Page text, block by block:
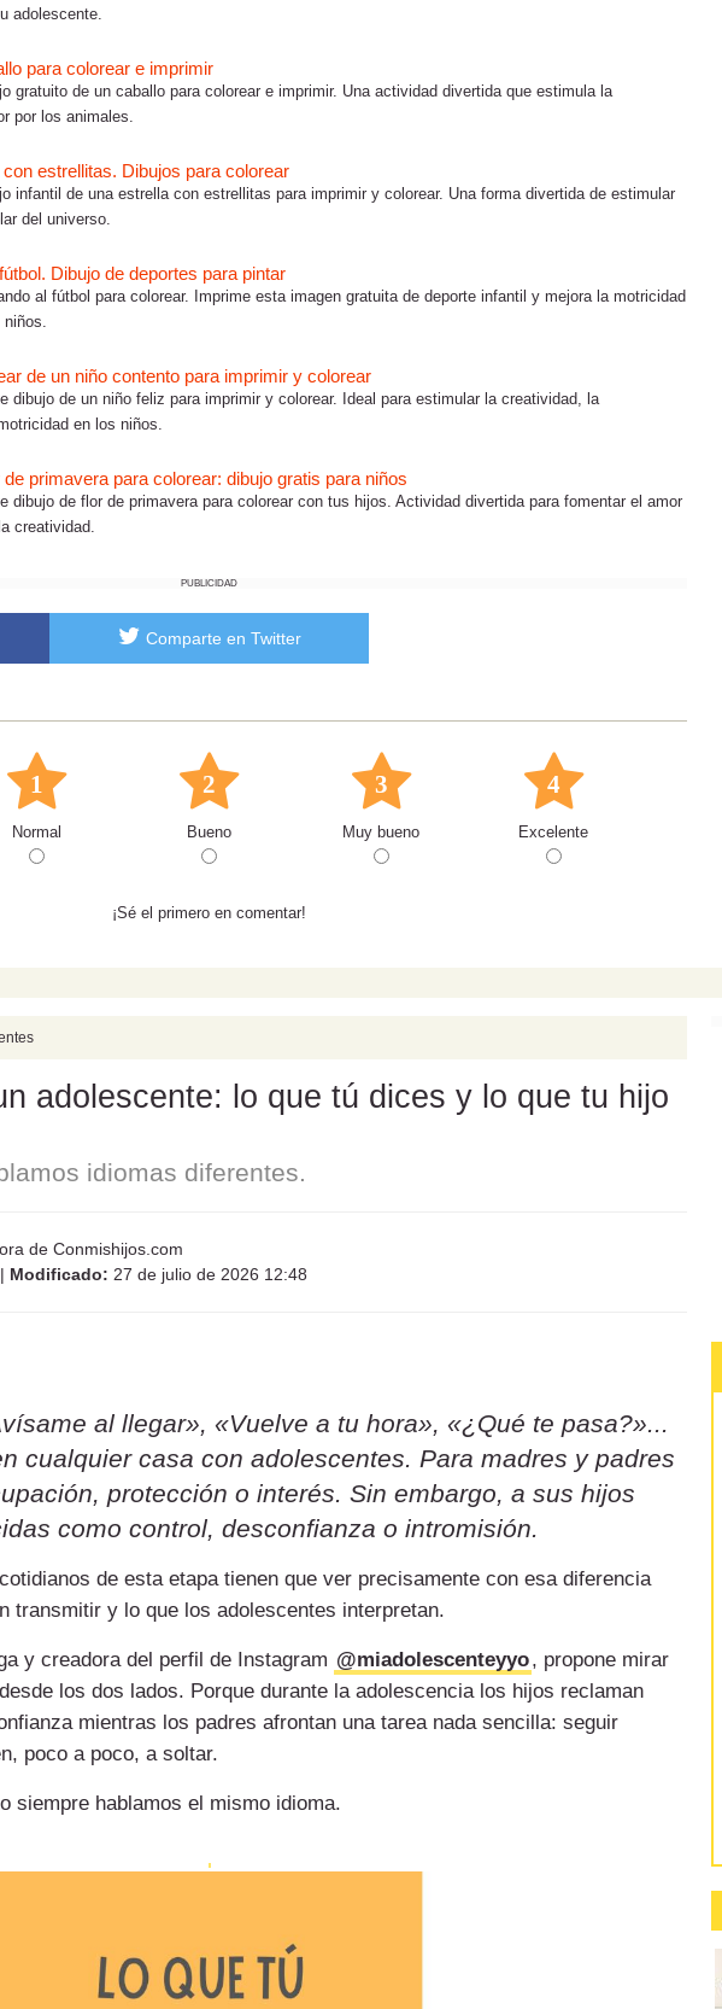
adolescente.
para colorear e imprimir
gratuito de un caballo para colorear e imprimir. Una actividad divertida que estimula la
por los animales.
estrellitas. Dibujos para colorear
infantil de una estrella con estrellitas para imprimir y colorear. Una forma divertida de estimular
del universo.
Dibujo de deportes para pintar
al fútbol para colorear. Imprime esta imagen gratuita de deporte infantil y mejora la motricidad
niños.
de un niño contento para imprimir y colorear
dibujo de un niño feliz para imprimir y colorear. Ideal para estimular la creatividad, la
en los niños.
de primavera para colorear: dibujo gratis para niños
dibujo de flor de primavera para colorear con tus hijos. Actividad divertida para fomentar el amor
creatividad.
PUBLICIDAD
Comparte en Twitter
1
Normal
2
Bueno
3
Muy bueno
4
Excelente
¡Sé el primero en comentar!
adolescente: lo que tú dices y lo que tu hijo
idiomas diferentes.
de Conmishijos.com
| Modificado: 27 de julio de 2026 12:48
al llegar», «Vuelve a tu hora», «¿Qué te pasa?»...
cualquier casa con adolescentes. Para madres y padres
protección o interés. Sin embargo, a sus hijos
como control, desconfianza o intromisión.
de esta etapa tienen que ver precisamente con esa diferencia
transmitir y lo que los adolescentes interpretan.
y creadora del perfil de Instagram @miadolescenteyyo, propone mirar
los dos lados. Porque durante la adolescencia los hijos reclaman
mientras los padres afrontan una tarea nada sencilla: seguir
poco a poco, a soltar.
siempre hablamos el mismo idioma.